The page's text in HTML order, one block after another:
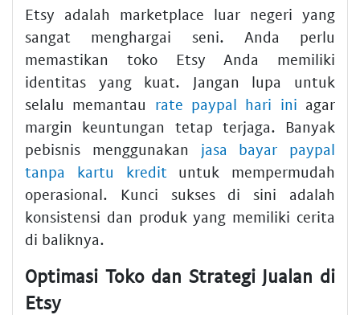
Etsy adalah marketplace luar negeri yang
sangat menghargai seni. Anda perlu
memastikan toko Etsy Anda memiliki
identitas yang kuat. Jangan lupa untuk
selalu memantau rate paypal hari ini agar
margin keuntungan tetap terjaga. Banyak
pebisnis menggunakan jasa bayar paypal
tanpa kartu kredit untuk mempermudah
operasional. Kunci sukses di sini adalah
konsistensi dan produk yang memiliki cerita
di baliknya.
Optimasi Toko dan Strategi Jualan di
Etsy